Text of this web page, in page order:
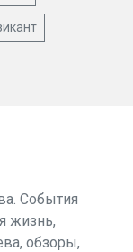
События
жизнь,
обзоры,